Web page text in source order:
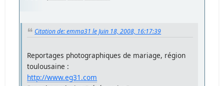
Citation de: emma31 le Juin 18, 2008, 16:17:39
Reportages photographiques de mariage, région
toulousaine :
http://www.eg31.com